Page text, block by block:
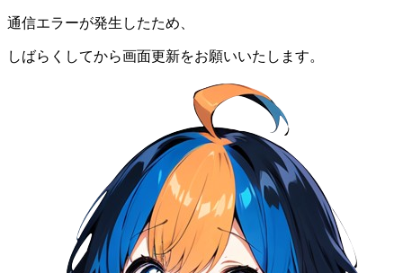
通信エラーが発生したため、
しばらくしてから画面更新をお願いいたします。